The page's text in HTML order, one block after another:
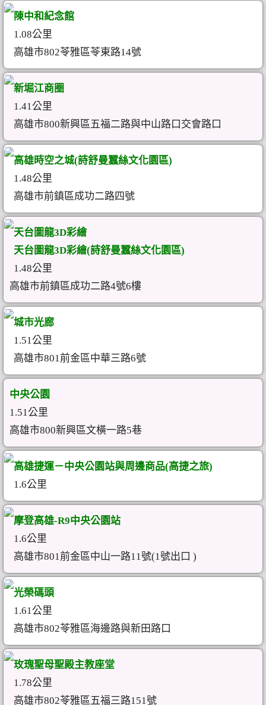
陳中和紀念館
1.08公里
高雄市802苓雅區苓東路14號
新堀江商圈
1.41公里
高雄市800新興區五福二路與中山路口交會路口
高雄時空之城(詩舒曼蠶絲文化園區)
1.48公里
高雄市前鎮區成功二路四號
天台圖龍3D彩繪
天台圖龍3D彩繪(詩舒曼蠶絲文化園區)
1.48公里
高雄市前鎮區成功二路4號6樓
城市光廊
1.51公里
高雄市801前金區中華三路6號
中央公園
1.51公里
高雄市800新興區文橫一路5巷
高雄捷運－中央公園站與周邊商品(高捷之旅)
1.6公里
摩登高雄-R9中央公園站
1.6公里
高雄市801前金區中山一路11號(1號出口 )
光榮碼頭
1.61公里
高雄市802苓雅區海邊路與新田路口
玫瑰聖母聖殿主教座堂
1.78公里
高雄市802苓雅區五福三路151號